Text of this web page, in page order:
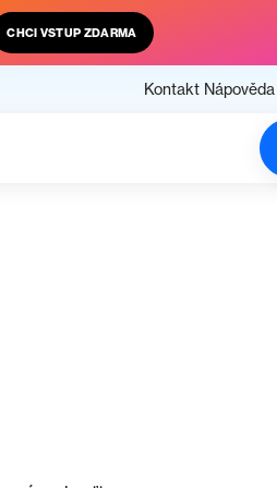
CHCI VSTUP ZDARMA
Kontakt Nápověda